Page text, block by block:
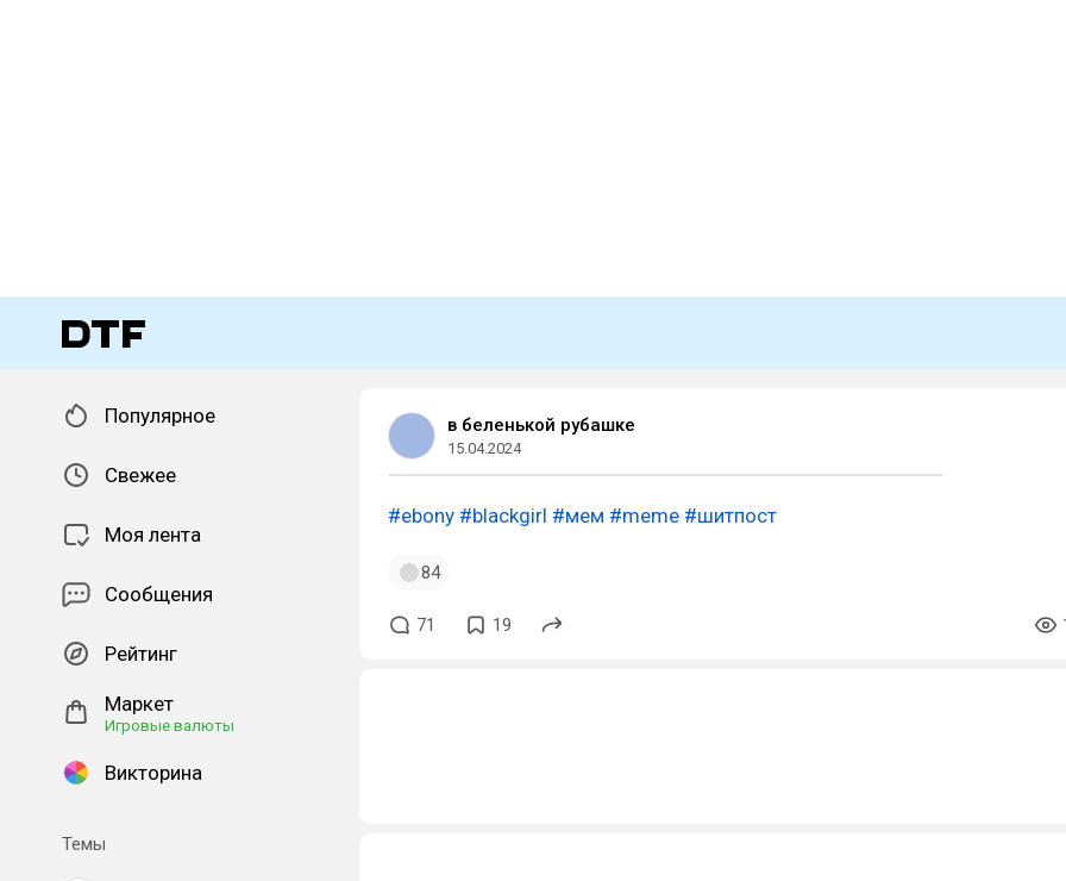
Популярное
Свежее
Моя лента
Сообщения
Рейтинг
Маркет
Игровые валюты
Викторина
Темы
в беленькой рубашке
15.04.2024
#ebony #blackgirl #мем #meme #шитпост
84
71 19